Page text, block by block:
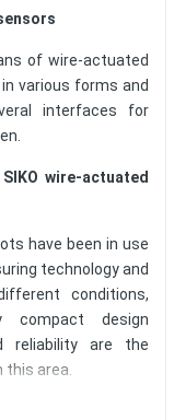
of wire-actuated
various forms and
interfaces for
wire-actuated
have been in use
technology and
conditions,
compact design
reliability are the
area.